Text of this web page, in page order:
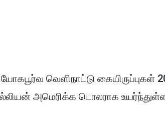
வெளிநாட்டு கையிருப்புகள்
அமெரிக்க டொலராக